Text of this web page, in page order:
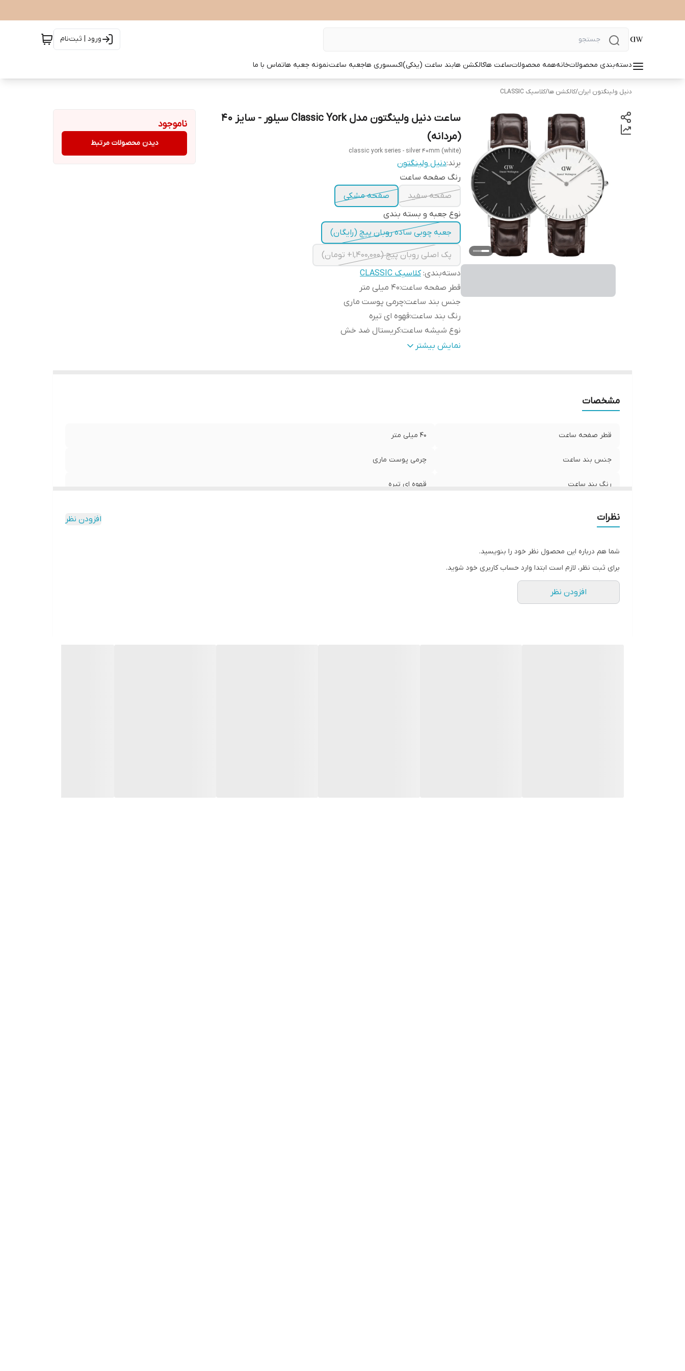
ورود | ثبت‌نام
دسته‌بندی محصولاتخانههمه محصولاتساعت هاکالکشن هابند ساعت (یدکی)اکسسوری هاجعبه ساعتنمونه جعبه هاتماس با ما
دنیل ولینگتون ایران/کالکشن ها/کلاسیک CLASSIC
ساعت دنیل ولینگتون مدل Classic York سیلور - سایز 40
(مردانه)
classic york series - silver 40mm (white)
برند:دنیل ولینگتون
رنگ صفحه ساعت
صفحه سفید
صفحه مشکی
نوع جعبه و بسته بندی
جعبه چوبی ساده روبان پیچ (رایگان)
پک اصلی روبان پیچ (1,400,000+ تومان)
دسته‌بندی:کلاسیک CLASSIC
قطر صفحه ساعت:40 میلی متر
جنس بند ساعت:چرمی پوست ماری
رنگ بند ساعت:قهوه ای تیره
نوع شیشه ساعت:کریستال ضد خش
شرکت سازنده موتور ساعت
نمایش بیشتر
ناموجود
دیدن محصولات مرتبط
مشخصات
قطر صفحه ساعت 40 میلی متر
جنس بند ساعت چرمی پوست ماری
رنگ بند ساعت قهوه ای تیره
مبدا برند
گارانتی
نظرات افزودن نظر
شما هم درباره این محصول نظر خود را بنویسید.
برای ثبت نظر، لازم است ابتدا وارد حساب کاربری خود شوید.
افزودن نظر